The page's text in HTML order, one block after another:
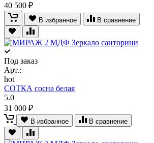
40 500 ₽
В избранное В сравнение
Под заказ
Арт.:
hot
СОТКА сосна белая
5.0
31 000 ₽
В избранное В сравнение